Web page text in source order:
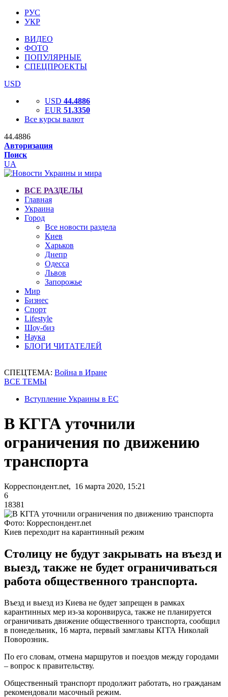
РУС
УКР
ВИДЕО
ФОТО
ПОПУЛЯРНЫЕ
СПЕЦПРОЕКТЫ
USD
USD 44.4886
EUR 51.3350
Все курсы валют
44.4886
Авторизация
Поиск
UA
ВСЕ РАЗДЕЛЫ
Главная
Украина
Город
Все новости раздела
Киев
Харьков
Днепр
Одесса
Львов
Запорожье
Мир
Бизнес
Спорт
Lifestyle
Шоу-биз
Наука
БЛОГИ ЧИТАТЕЛЕЙ
СПЕЦТЕМА: Война в Иране
ВСЕ ТЕМЫ
Вступление Украины в ЕС
В КГГА уточнили
ограничения по движению
транспорта
Корреспондент.net, 16 марта 2020, 15:21
6
18381
Фото: Корреспондент.net
Киев переходит на карантинный режим
Столицу не будут закрывать на въезд и
выезд, также не будет ограничиваться
работа общественного транспорта.
Въезд и выезд из Киева не будет запрещен в рамках
карантинных мер из-за коронвируса, также не планируется
ограничивать движение общественного транспорта, сообщил
в понедельник, 16 марта, первый замглавы КГГА Николай
Поворозник.
По его словам, отмена маршрутов и поездов между городами
– вопрос к правительству.
Общественный транспорт продолжит работать, но гражданам
рекомендовали масочный режим.